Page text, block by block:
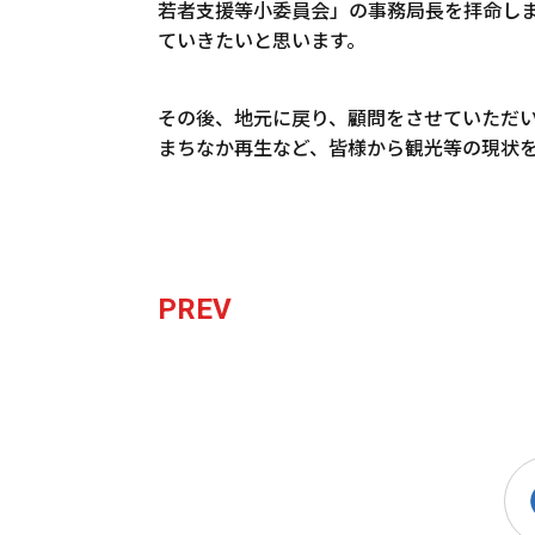
若者支援等小委員会」の事務局長を拝命し
ていきたいと思います。
その後、地元に戻り、顧問をさせていただ
まちなか再生など、皆様から観光等の現状
PREV